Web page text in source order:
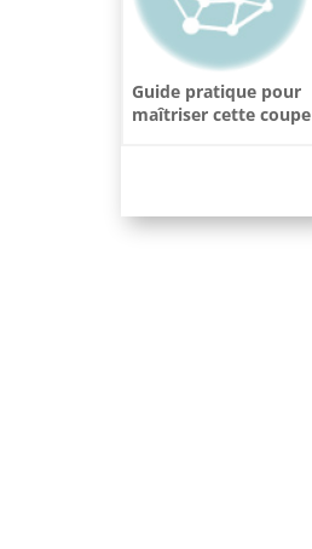
Guide pratique pour
maîtriser cette coupe